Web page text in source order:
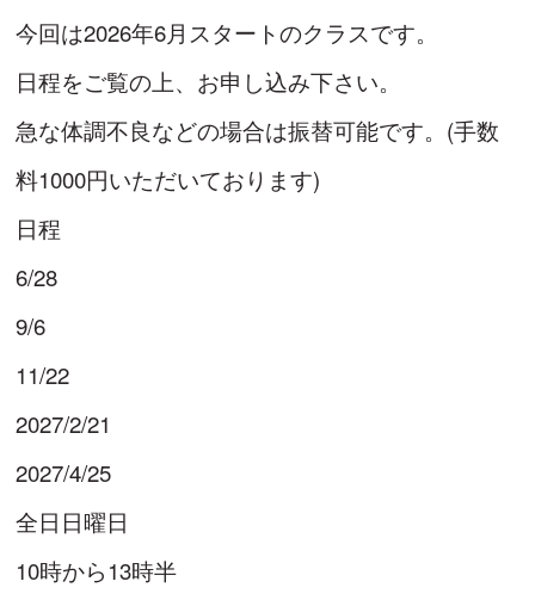
今回は2026年6月スタートのクラスです。
日程をご覧の上、お申し込み下さい。
急な体調不良などの場合は振替可能です。(手数
料1000円いただいております)
日程
6/28
9/6
11/22
2027/2/21
2027/4/25
全日日曜日
10時から13時半